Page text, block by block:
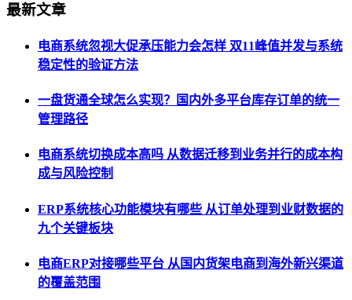
最新文章
电商系统忽视大促承压能力会怎样 双11峰值并发与系统
稳定性的验证方法
一盘货通全球怎么实现？国内外多平台库存订单的统一
管理路径
电商系统切换成本高吗 从数据迁移到业务并行的成本构
成与风险控制
ERP系统核心功能模块有哪些 从订单处理到业财数据的
九个关键板块
电商ERP对接哪些平台 从国内货架电商到海外新兴渠道
的覆盖范围